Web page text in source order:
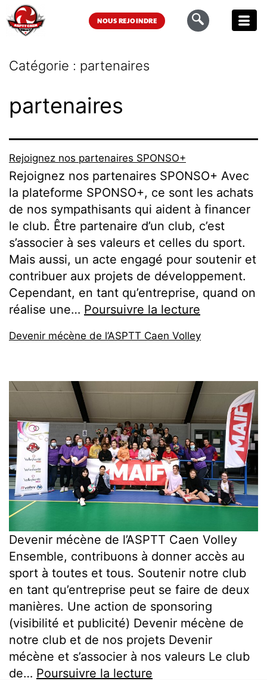
NOUS REJOINDRE
Catégorie : partenaires
partenaires
Rejoignez nos partenaires SPONSO+
Rejoignez nos partenaires SPONSO+ Avec
la plateforme SPONSO+, ce sont les achats
de nos sympathisants qui aident à financer
le club. Être partenaire d’un club, c’est
s’associer à ses valeurs et celles du sport.
Mais aussi, un acte engagé pour soutenir et
contribuer aux projets de développement.
Cependant, en tant qu’entreprise, quand on
réalise une… Poursuivre la lecture
Devenir mécène de l’ASPTT Caen Volley
Devenir mécène de l’ASPTT Caen Volley
Ensemble, contribuons à donner accès au
sport à toutes et tous. Soutenir notre club
en tant qu’entreprise peut se faire de deux
manières. Une action de sponsoring
(visibilité et publicité) Devenir mécène de
notre club et de nos projets Devenir
mécène et s’associer à nos valeurs Le club
de… Poursuivre la lecture